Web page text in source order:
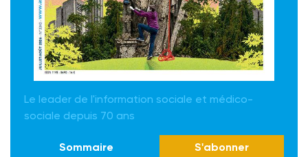
Le leader de l'information sociale et médico-
sociale depuis 70 ans
Sommaire S'abonner